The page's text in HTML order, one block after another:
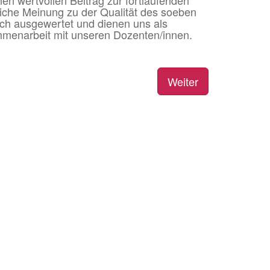
Meinung zu derQualität des soeben
ausgewertet und dienen uns als
mit unseren Dozenten/innen.
Weiter